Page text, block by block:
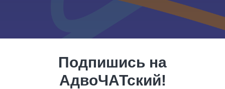
Подпишись на
АдвоЧАТский!